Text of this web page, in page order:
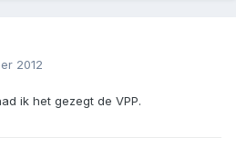
2012
ik het gezegt de VPP.